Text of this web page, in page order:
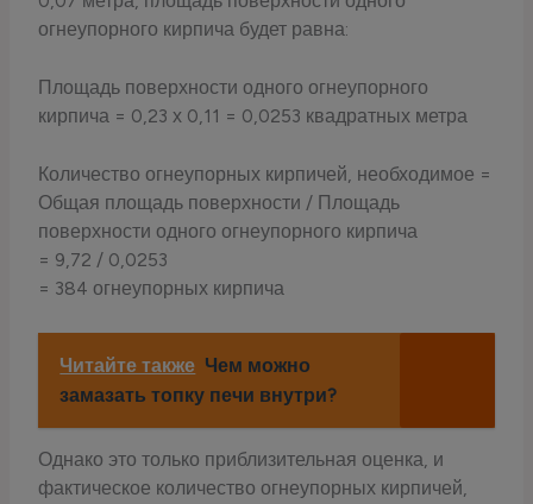
огнеупорного кирпича будет равна:
Площадь поверхности одного огнеупорного
кирпича = 0,23 х 0,11 = 0,0253 квадратных метра
Количество огнеупорных кирпичей, необходимое =
Общая площадь поверхности / Площадь
поверхности одного огнеупорного кирпича
= 9,72 / 0,0253
= 384 огнеупорных кирпича
Читайте также Чем можно
замазать топку печи внутри?
Однако это только приблизительная оценка, и
фактическое количество огнеупорных кирпичей,